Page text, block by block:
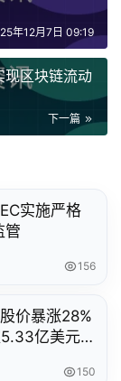
年12月7日 09:19
现区块链流动
下一篇
实施严格
管
156
价暴涨28%
亿美元
150